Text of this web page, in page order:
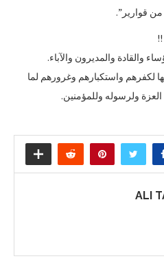
قوارير”.
والقادة والمديرون والآباء.
لكفرهم واستكبارهم وغرورهم لما
ولرسوله وللمؤمنين.
ALI